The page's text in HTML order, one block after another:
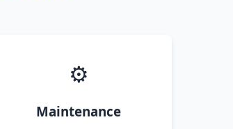
⚙️
Maintenance